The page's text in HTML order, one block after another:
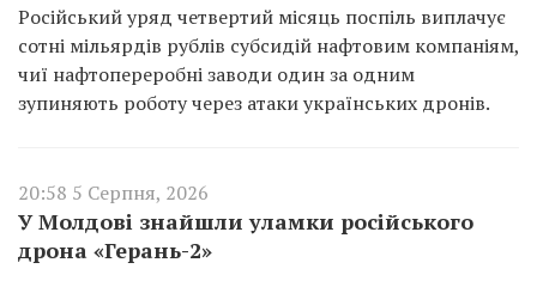
Російський уряд четвертий місяць поспіль виплачує
сотні мільярдів рублів субсидій нафтовим компаніям,
чиї нафтопереробні заводи один за одним
зупиняють роботу через атаки українських дронів.
20:58 5 Серпня, 2026
У Молдові знайшли уламки російського
дрона «Герань-2»